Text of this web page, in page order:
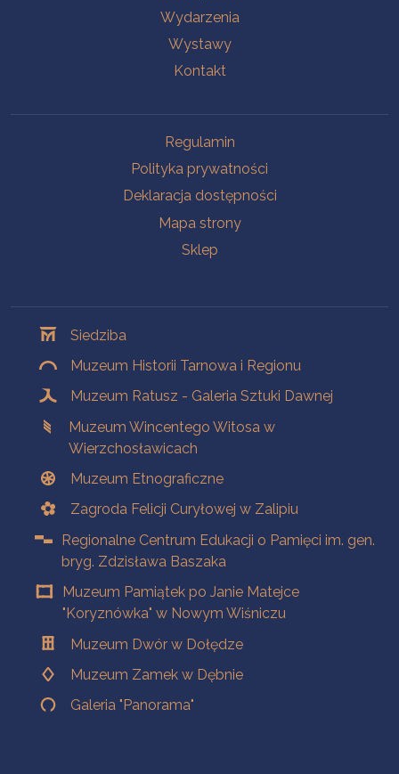
Wydarzenia
Wystawy
Kontakt
Regulamin
Polityka prywatności
Deklaracja dostępności
Mapa strony
Sklep
Siedziba
Muzeum Historii Tarnowa i Regionu
Muzeum Ratusz - Galeria Sztuki Dawnej
Muzeum Wincentego Witosa w
Wierzchosławicach
Muzeum Etnograficzne
Zagroda Felicji Curyłowej w Zalipiu
Regionalne Centrum Edukacji o Pamięci im. gen.
bryg. Zdzisława Baszaka
Muzeum Pamiątek po Janie Matejce
"Koryznówka" w Nowym Wiśniczu
Muzeum Dwór w Dołędze
Muzeum Zamek w Dębnie
Galeria "Panorama"